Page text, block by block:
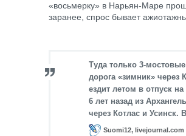
«восьмерку» в Нарьян-Маре
заранее, спрос бывает
Туда только 3-
дорога «зимник»
ездит летом в отпуск
6 лет назад из
через Котлас и Усинск.
Suomi12, livejournal.com